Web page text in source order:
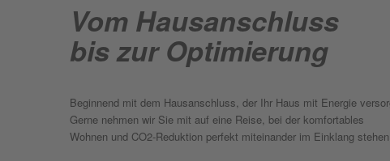
Vom Haus­anschluss
bis zur Optimier­ung
Beginnend mit dem Hausanschluss, der Ihr Haus mit Energie
Gerne nehmen wir Sie mit auf eine Reise, bei der komfortables
Wohnen und CO2-Reduktion perfekt miteinander im Einklang